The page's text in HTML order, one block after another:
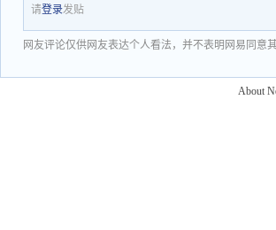
请登录发贴
网友评论仅供网友表达个人看法，并不表明网易同意
About